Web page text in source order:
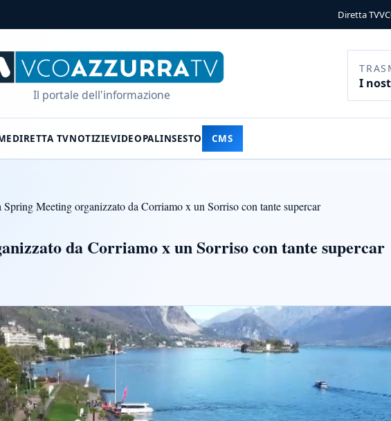
Diretta TV
Il portale dell'informazione
I
DIRETTA TVNOTIZIEVIDEOPALINSESTO CMS
Spring Meeting organizzato da Corriamo x un Sorriso con tante supercar
da Corriamo x un Sorriso con tante supercar